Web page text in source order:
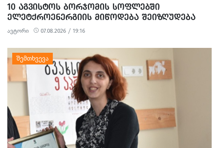
10 ᲐᲒᲕᲘᲡᲢᲝᲡ ᲑᲝᲠᲯᲝᲛᲘᲡ ᲡᲝᲤᲚᲔᲑᲨᲘ
ᲔᲚᲔᲢᲥᲠᲝᲔᲜᲔᲠᲒᲘᲘᲡ ᲛᲘᲬᲝᲓᲔᲑᲐ ᲨᲔᲘᲖᲦᲣᲓᲔᲑᲐ
ავტორი 07.08.2026 / 19:16